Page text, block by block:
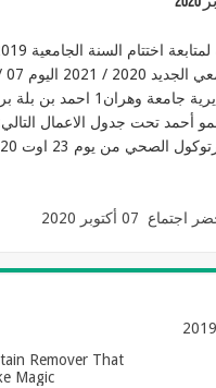
بقاعات الاجتماعات بمديرية جامعة
أحمد تحت جدول الاعمال
07 أكتوبر 2020
Remover That
Magic